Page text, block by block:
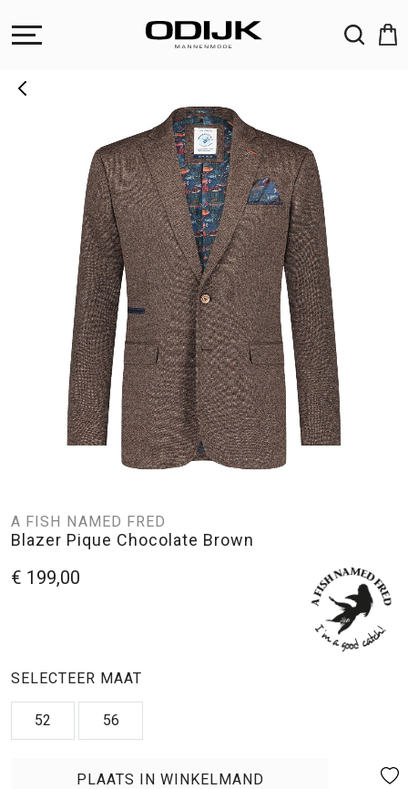
A FISH NAMED FRED
Blazer Pique Chocolate Brown
€ 199,00
SELECTEER MAAT
52 56
PLAATS IN WINKELMAND